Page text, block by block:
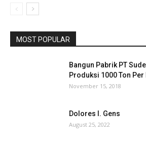
MOST POPULAR
Bangun Pabrik PT
Produksi 1000 Ton
November 15, 2018
Dolores I. Gens
August 25, 2022